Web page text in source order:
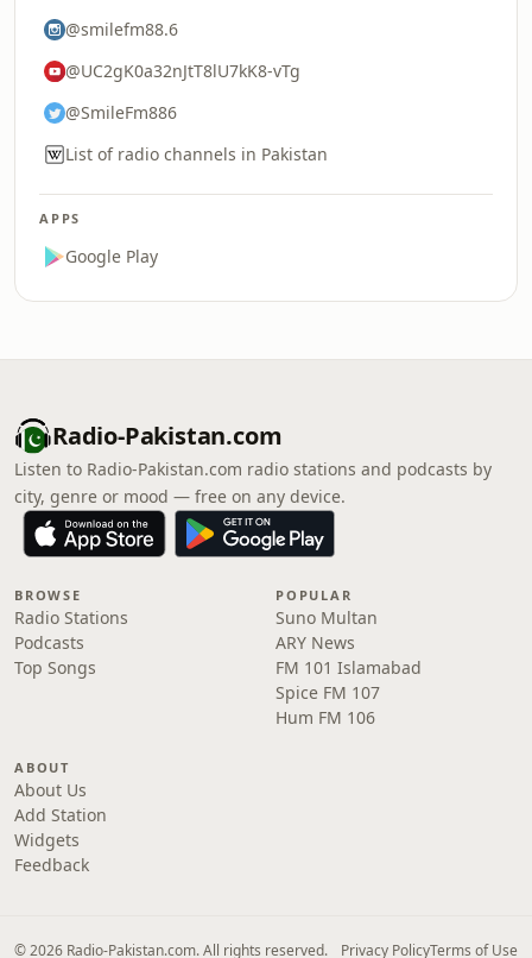
@smilefm88.6
@UC2gK0a32nJtT8lU7kK8-vTg
@SmileFm886
List of radio channels in Pakistan
APPS
Google Play
Radio-Pakistan.com
Listen to Radio-Pakistan.com radio stations and podcasts by
city, genre or mood — free on any device.
BROWSE
Radio Stations
Podcasts
Top Songs
POPULAR
Suno Multan
ARY News
FM 101 Islamabad
Spice FM 107
Hum FM 106
ABOUT
About Us
Add Station
Widgets
Feedback
© 2026 Radio-Pakistan.com. All rights reserved. Privacy PolicyTerms of Use